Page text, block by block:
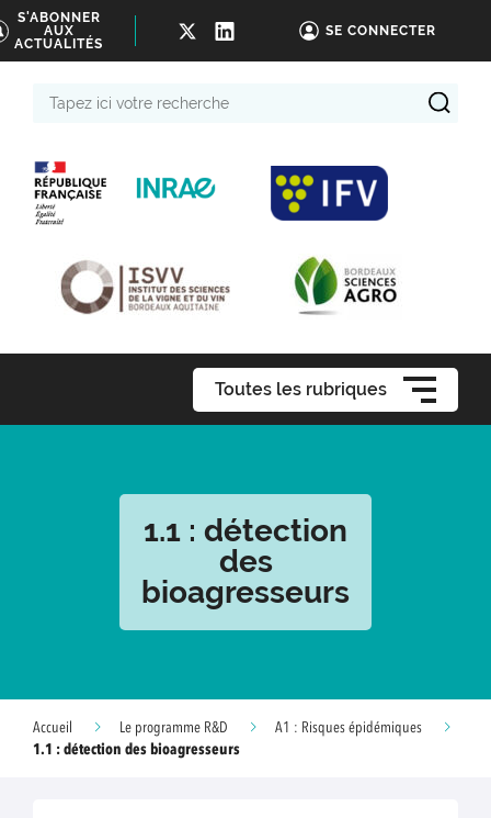
S'ABONNER
AUX
ACTUALITÉS
SE CONNECTER
Toutes les rubriques
1.1 : détection
des
bioagresseurs
Accueil Le programme R&D
A1 : Risques épidémiques
1.1 : détection des bioagresseurs